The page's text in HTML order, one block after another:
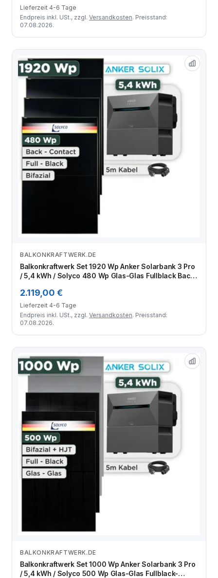
Lieferzeit 4-6 Tage
Endpreis inkl. USt., zzgl. Versandkosten. Preisstand:
07.08.2026.
Zum Angebot
BALKONKRAFTWERK.DE
Balkonkraftwerk Set 1920 Wp Anker Solarbank 3 Pro
/ 5,4 kWh / Solyco 480 Wp Glas-Glas Fullblack Back
2.119,00 €
Lieferzeit 4-6 Tage
Endpreis inkl. USt., zzgl. Versandkosten. Preisstand:
07.08.2026.
Zum Angebot
BALKONKRAFTWERK.DE
Balkonkraftwerk Set 1000 Wp Anker Solarbank 3 Pro
/ 5,4 kWh / Solyco 500 Wp Glas-Glas Fullblack-